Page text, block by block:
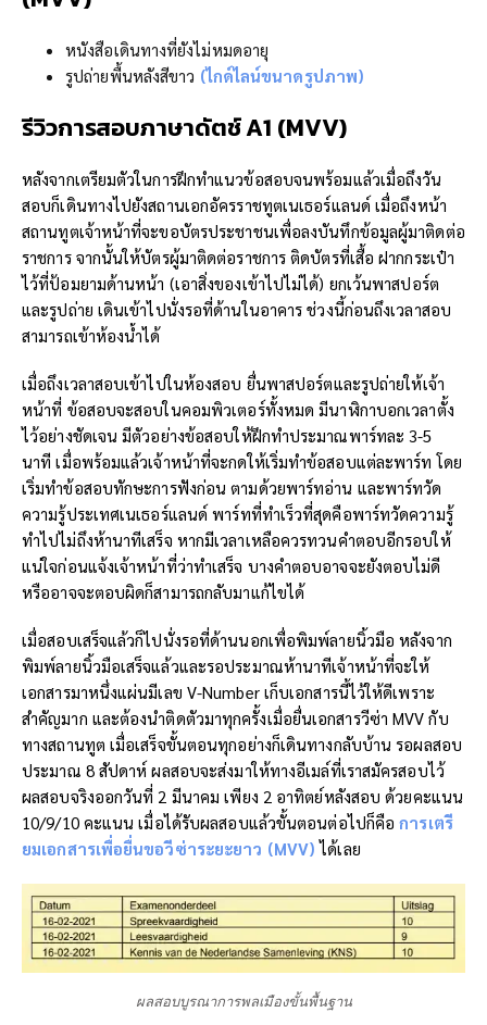
หนังสือเดินทางที่ยังไม่หมดอายุ
รูปถ่ายพื้นหลังสีขาว (ไกด์ไลน์ขนาดรูปภาพ)
รีวิวการสอบภาษาดัตช์ A1 (MVV)
หลังจากเตรียมตัวในการฝึกทำแนวข้อสอบจนพร้อมแล้วเมื่อถึงวัน
สอบก็เดินทางไปยังสถานเอกอัครราชทูตเนเธอร์แลนด์ เมื่อถึงหน้า
สถานทูตเจ้าหน้าที่จะขอบัตรประชาชนเพื่อลงบันทึกข้อมูลผู้มาติดต่อ
ราชการ จากนั้นให้บัตรผู้มาติดต่อราชการ ติดบัตรที่เสื้อ ฝากกระเป๋า
ไว้ที่ป้อมยามด้านหน้า (เอาสิ่งของเข้าไปไม่ได้) ยกเว้นพาสปอร์ต
และรูปถ่าย เดินเข้าไปนั่งรอที่ด้านในอาคาร ช่วงนี้ก่อนถึงเวลาสอบ
สามารถเข้าห้องน้ำได้
เมื่อถึงเวลาสอบเข้าไปในห้องสอบ ยื่นพาสปอร์ตและรูปถ่ายให้เจ้า
หน้าที่ ข้อสอบจะสอบในคอมพิวเตอร์ทั้งหมด มีนาฬิกาบอกเวลาตั้ง
ไว้อย่างชัดเจน มีตัวอย่างข้อสอบให้ฝึกทำประมาณพาร์ทละ 3-5
นาที เมื่อพร้อมแล้วเจ้าหน้าที่จะกดให้เริ่มทำข้อสอบแต่ละพาร์ท โดย
เริ่มทำข้อสอบทักษะการฟังก่อน ตามด้วยพาร์ทอ่าน และพาร์ทวัด
ความรู้ประเทศเนเธอร์แลนด์ พาร์ทที่ทำเร็วที่สุดคือพาร์ทวัดความรู้
ทำไปไม่ถึงห้านาทีเสร็จ หากมีเวลาเหลือควรทวนคำตอบอีกรอบให้
แน่ใจก่อนแจ้งเจ้าหน้าที่ว่าทำเสร็จ บางคำตอบอาจจะยังตอบไม่ดี
หรืออาจจะตอบผิดก็สามารถกลับมาแก้ไขได้
เมื่อสอบเสร็จแล้วก็ไปนั่งรอที่ด้านนอกเพื่อพิมพ์ลายนิ้วมือ หลังจาก
พิมพ์ลายนิ้วมือเสร็จแล้วและรอประมาณห้านาทีเจ้าหน้าที่จะให้
เอกสารมาหนึ่งแผ่นมีเลข V-Number เก็บเอกสารนี้ไว้ให้ดีเพราะ
สำคัญมาก และต้องนำติดตัวมาทุกครั้งเมื่อยื่นเอกสารวีซ่า MVV กับ
ทางสถานทูต เมื่อเสร็จขั้นตอนทุกอย่างก็เดินทางกลับบ้าน รอผลสอบ
ประมาณ 8 สัปดาห์ ผลสอบจะส่งมาให้ทางอีเมล์ที่เราสมัครสอบไว้
ผลสอบจริงออกวันที่ 2 มีนาคม เพียง 2 อาทิตย์หลังสอบ ด้วยคะแนน
10/9/10 คะแนน เมื่อได้รับผลสอบแล้วขั้นตอนต่อไปก็คือการเตรี
ยมเอกสารเพื่อยื่นขอวีซ่าระยะยาว (MVV) ได้เลย
ผลสอบบูรณาการพลเมืองขั้นพื้นฐาน